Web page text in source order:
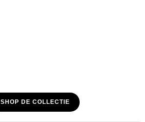
SHOP DE COLLECTIE